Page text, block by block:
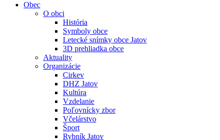
Obec
O obci
História
Symboly obce
Letecké snímky obce Jatov
3D prehliadka obce
Aktuality
Organizácie
Cirkev
DHZ Jatov
Kultúra
Vzdelanie
Poľovnícky zbor
Včelárstvo
Šport
Rybník Jatov